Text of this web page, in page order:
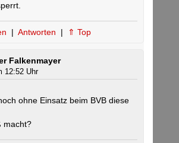
| Antworten | ⇑ Top
Falkenmayer
12:52 Uhr
ohne Einsatz beim BVB diese
macht?